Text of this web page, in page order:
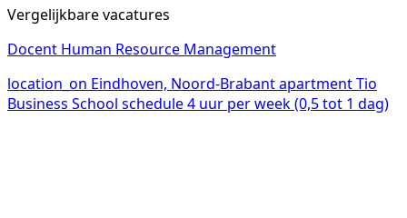
Vergelijkbare vacatures
Docent Human Resource Management
location_on Eindhoven, Noord-BrabantapartmentTio
Business School schedule4 uur per week (0,5 tot 1 dag)